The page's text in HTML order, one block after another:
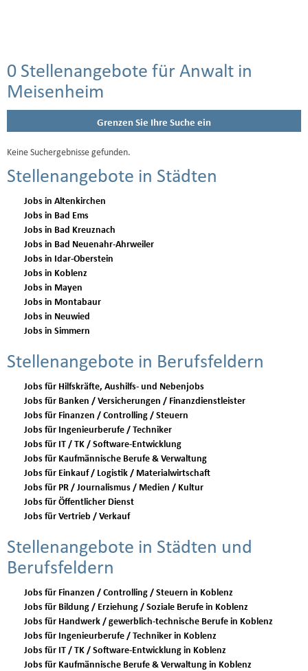
0 Stellenangebote für Anwalt in
Meisenheim
Grenzen Sie Ihre Suche ein
Keine Suchergebnisse gefunden.
Stellenangebote in Städten
Jobs in Altenkirchen
Jobs in Bad Ems
Jobs in Bad Kreuznach
Jobs in Bad Neuenahr-Ahrweiler
Jobs in Idar-Oberstein
Jobs in Koblenz
Jobs in Mayen
Jobs in Montabaur
Jobs in Neuwied
Jobs in Simmern
Stellenangebote in Berufsfeldern
Jobs für Hilfskräfte, Aushilfs- und Nebenjobs
Jobs für Banken / Versicherungen / Finanzdienstleister
Jobs für Finanzen / Controlling / Steuern
Jobs für Ingenieurberufe / Techniker
Jobs für IT / TK / Software-Entwicklung
Jobs für Kaufmännische Berufe & Verwaltung
Jobs für Einkauf / Logistik / Materialwirtschaft
Jobs für PR / Journalismus / Medien / Kultur
Jobs für Öffentlicher Dienst
Jobs für Vertrieb / Verkauf
Stellenangebote in Städten und
Berufsfeldern
Jobs für Finanzen / Controlling / Steuern in Koblenz
Jobs für Bildung / Erziehung / Soziale Berufe in Koblenz
Jobs für Handwerk / gewerblich-technische Berufe in Koblenz
Jobs für Ingenieurberufe / Techniker in Koblenz
Jobs für IT / TK / Software-Entwicklung in Koblenz
Jobs für Kaufmännische Berufe & Verwaltung in Koblenz